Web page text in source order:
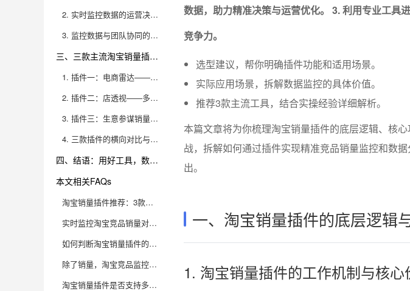
2. 实时监控数据的运营决策价值
3. 监控数据与团队协同的深度融合
三、三款主流淘宝销量插件深度解析与实用对比
1. 插件一：电商雷达——主流竞品销量监控利器
2. 插件二：店透视——多平台数据整合与深度分析专家
3. 插件三：生意参谋销量助手——官方数据对接与自动化报表
4. 三款插件的横向对比与选型建议
四、结语：用好工具，数据驱动赢在电商赛道
本文相关FAQs
淘宝销量插件推荐：3款工具，实时监控竞品销量
实时监控淘宝竞品销量对店铺运营有哪些核心价值？
如何判断淘宝销量插件的数据准确性和安全性？
除了销量，淘宝竞品监控还应该关注哪些关键数据指标？
淘宝销量插件是否支持多平台、多店铺监控？数据如何高效整合分析？
数据，助力精准决策与运营优化。
3. 利用专业工具
竞争力。
选型建议，帮你明确插件功能和适用场景。
实际应用场景，拆解数据监控的具体价值。
推荐3款主流工具，结合实操经验详细解析。
本篇文章将为你梳理淘宝销量插件的底层逻辑、核
战，拆解如何通过插件实现精准竞品销量监控和数
出。
一、淘宝销量插件的底层逻辑
1. 淘宝销量插件的工作机制与核心